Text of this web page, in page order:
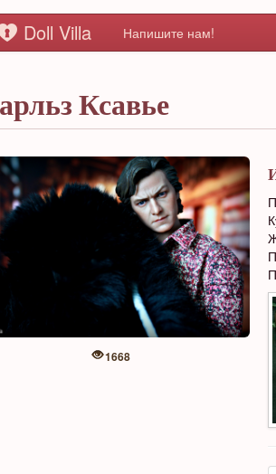
Doll Villa Напишите нам!
Ксавье
1668